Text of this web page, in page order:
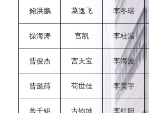
鲍洪鹏 葛逸飞 李冬瑞
操海涛 宫凯 李桂湄
曹俊杰 宫天宝 李海波
曹懿莼 苟世佳 李昊宇
曾千钥 古钧坤 李红阳